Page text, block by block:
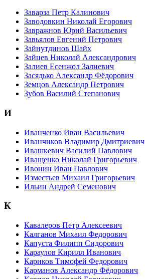
Заварза Петр Калинович
Заводовкин Николай Егорович
Завражнов Юрий Васильевич
Завьялов Евгений Петрович
Зайнутдинов Шайх
Зайцев Николай Александрович
Залиев Есенжол Залиевич
Засядько Александр Фёдорович
Земцов Александр Петрович
Зубов Василий Степанович
И
Иванченко Иван Васильевич
Иванчиков Владимир Дмитриевич
Ивашкевич Василий Павлович
Иващенко Николай Григорьевич
Ивонин Иван Павлович
Изместьев Михаил Григорьевич
Ильин Андрей Семенович
К
Кавалеров Петр Алексеевич
Калганов Михаил Федорович
Капуста Филипп Сидорович
Караулов Кирилл Иванович
Кариков Тимофей Федорович
Карманов Александр Фёдорович